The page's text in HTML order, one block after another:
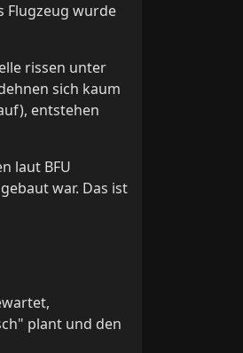
Flugzeug wurde
rissen unter
sich kaum
entstehen
laut BFU
war. Das ist
plant und den